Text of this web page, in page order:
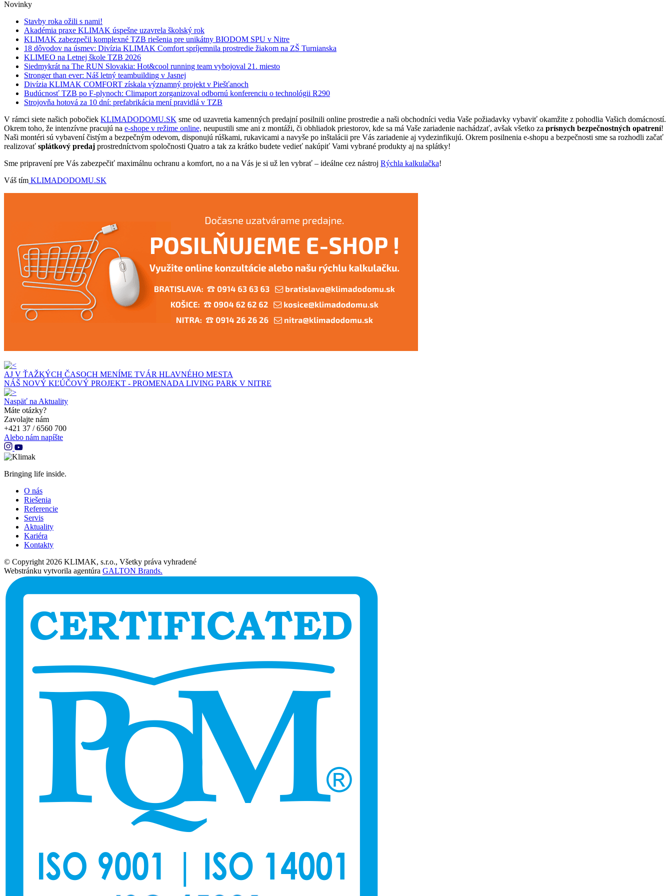
Novinky
Stavby roka ožili s nami!
Akadémia praxe KLIMAK úspešne uzavrela školský rok
KLIMAK zabezpečil komplexné TZB riešenia pre unikátny BIODOM SPU v Nitre
18 dôvodov na úsmev: Divízia KLIMAK Comfort spríjemnila prostredie žiakom na ZŠ Turnianska
KLIMEO na Letnej škole TZB 2026
Siedmykrát na The RUN Slovakia: Hot&cool running team vybojoval 21. miesto
Stronger than ever: Náš letný teambuilding v Jasnej
Divízia KLIMAK COMFORT získala významný projekt v Piešťanoch
Budúcnosť TZB po F-plynoch: Climaport zorganizoval odbornú konferenciu o technológii R290
Strojovňa hotová za 10 dní: prefabrikácia mení pravidlá v TZB
V rámci siete našich pobočiek KLIMADODOMU.SK sme od uzavretia kamenných predajní posilnili online prostredie a naši obchodníci vedia Vaše požiadavky vybaviť okamžite z pohodlia Vašich domácností.
Okrem toho, že intenzívne pracujú na e-shope v režime online, neupustili sme ani z montáži, či obhliadok priestorov, kde sa má Vaše zariadenie nachádzať, avšak všetko za prísnych bezpečnostných opatrení!
Naši montéri sú vybavení čistým a bezpečným odevom, disponujú rúškami, rukavicami a navyše po inštalácii pre Vás zariadenie aj vydezinfikujú. Okrem posilnenia e-shopu a bezpečnosti sme sa rozhodli začať
realizovať splátkový predaj prostredníctvom spoločnosti Quatro a tak za krátko budete vedieť nakúpiť Vami vybrané produkty aj na splátky!
Sme pripravení pre Vás zabezpečiť maximálnu ochranu a komfort, no a na Vás je si už len vybrať – ideálne cez nástroj Rýchla kalkulačka!
Váš tím KLIMADODOMU.SK
AJ V ŤAŽKÝCH ČASOCH MENÍME TVÁR HLAVNÉHO MESTA
NÁŠ NOVÝ KĽÚČOVÝ PROJEKT - PROMENADA LIVING PARK V NITRE
Naspäť na Aktuality
Máte otázky?
Zavolajte nám
+421 37 / 6560 700
Alebo nám napíšte
Bringing life inside.
O nás
Riešenia
Referencie
Servis
Aktuality
Kariéra
Kontakty
© Copyright 2026 KLIMAK, s.r.o., Všetky práva vyhradené
Webstránku vytvorila agentúra GALTON Brands.